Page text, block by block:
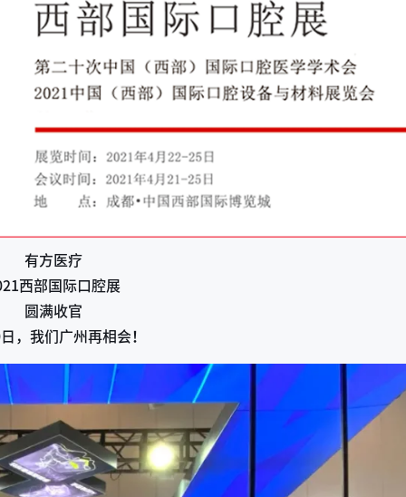
有方医疗
西部国际口腔展
圆满收官
，我们广州再相会！